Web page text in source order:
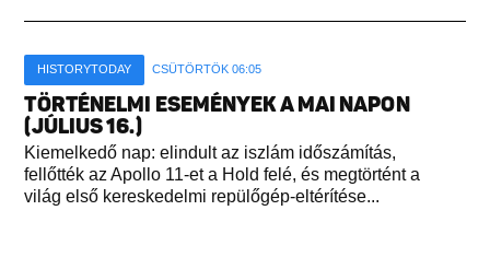
HISTORYTODAY CSÜTÖRTÖK 06:05
TÖRTÉNELMI ESEMÉNYEK A MAI NAPON
(JÚLIUS 16.)
Kiemelkedő nap: elindult az iszlám időszámítás,
fellőtték az Apollo 11-et a Hold felé, és megtörtént a
világ első kereskedelmi repülőgép-eltérítése...